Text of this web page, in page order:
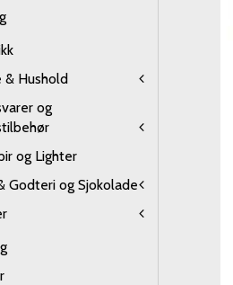
& Hushold
og
og Lighter
Godteri og Sjokolade